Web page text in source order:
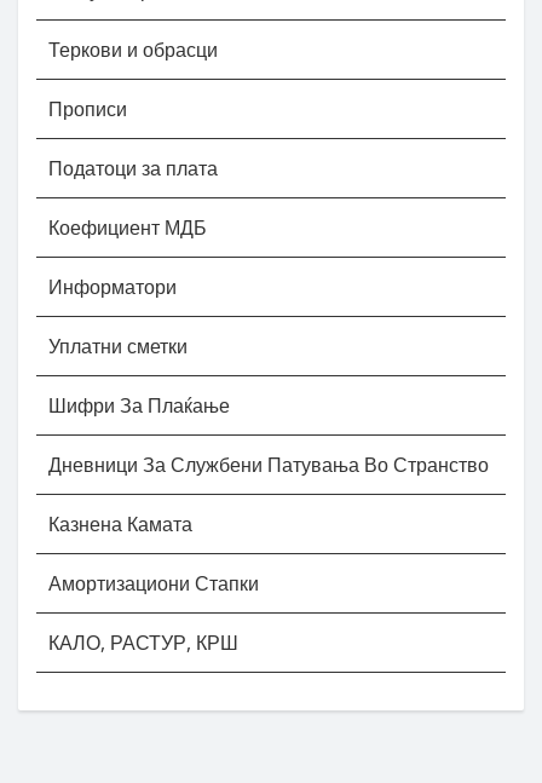
Теркови и обрасци
Прописи
Податоци за плата
Коефициент МДБ
Информатори
Уплатни сметки
Шифри За Плаќање
Дневници За Службени Патувања Во Странство
Казнена Камата
Амортизациони Стапки
КАЛО, РАСТУР, КРШ